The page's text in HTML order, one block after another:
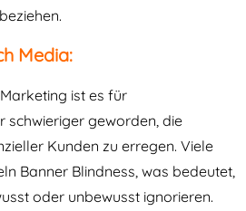
Media:
ist es für
schwieriger geworden, die
Kunden zu erregen. Viele
Banner Blindness, was bedeutet,
oder unbewusst ignorieren.